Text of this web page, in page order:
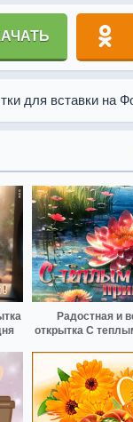
для вставки на
Радостная и
открытка С